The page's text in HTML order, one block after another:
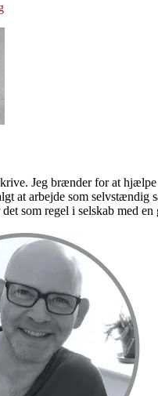
Jeg brænder for at
at arbejde som selvstændig
som regel i selskab med